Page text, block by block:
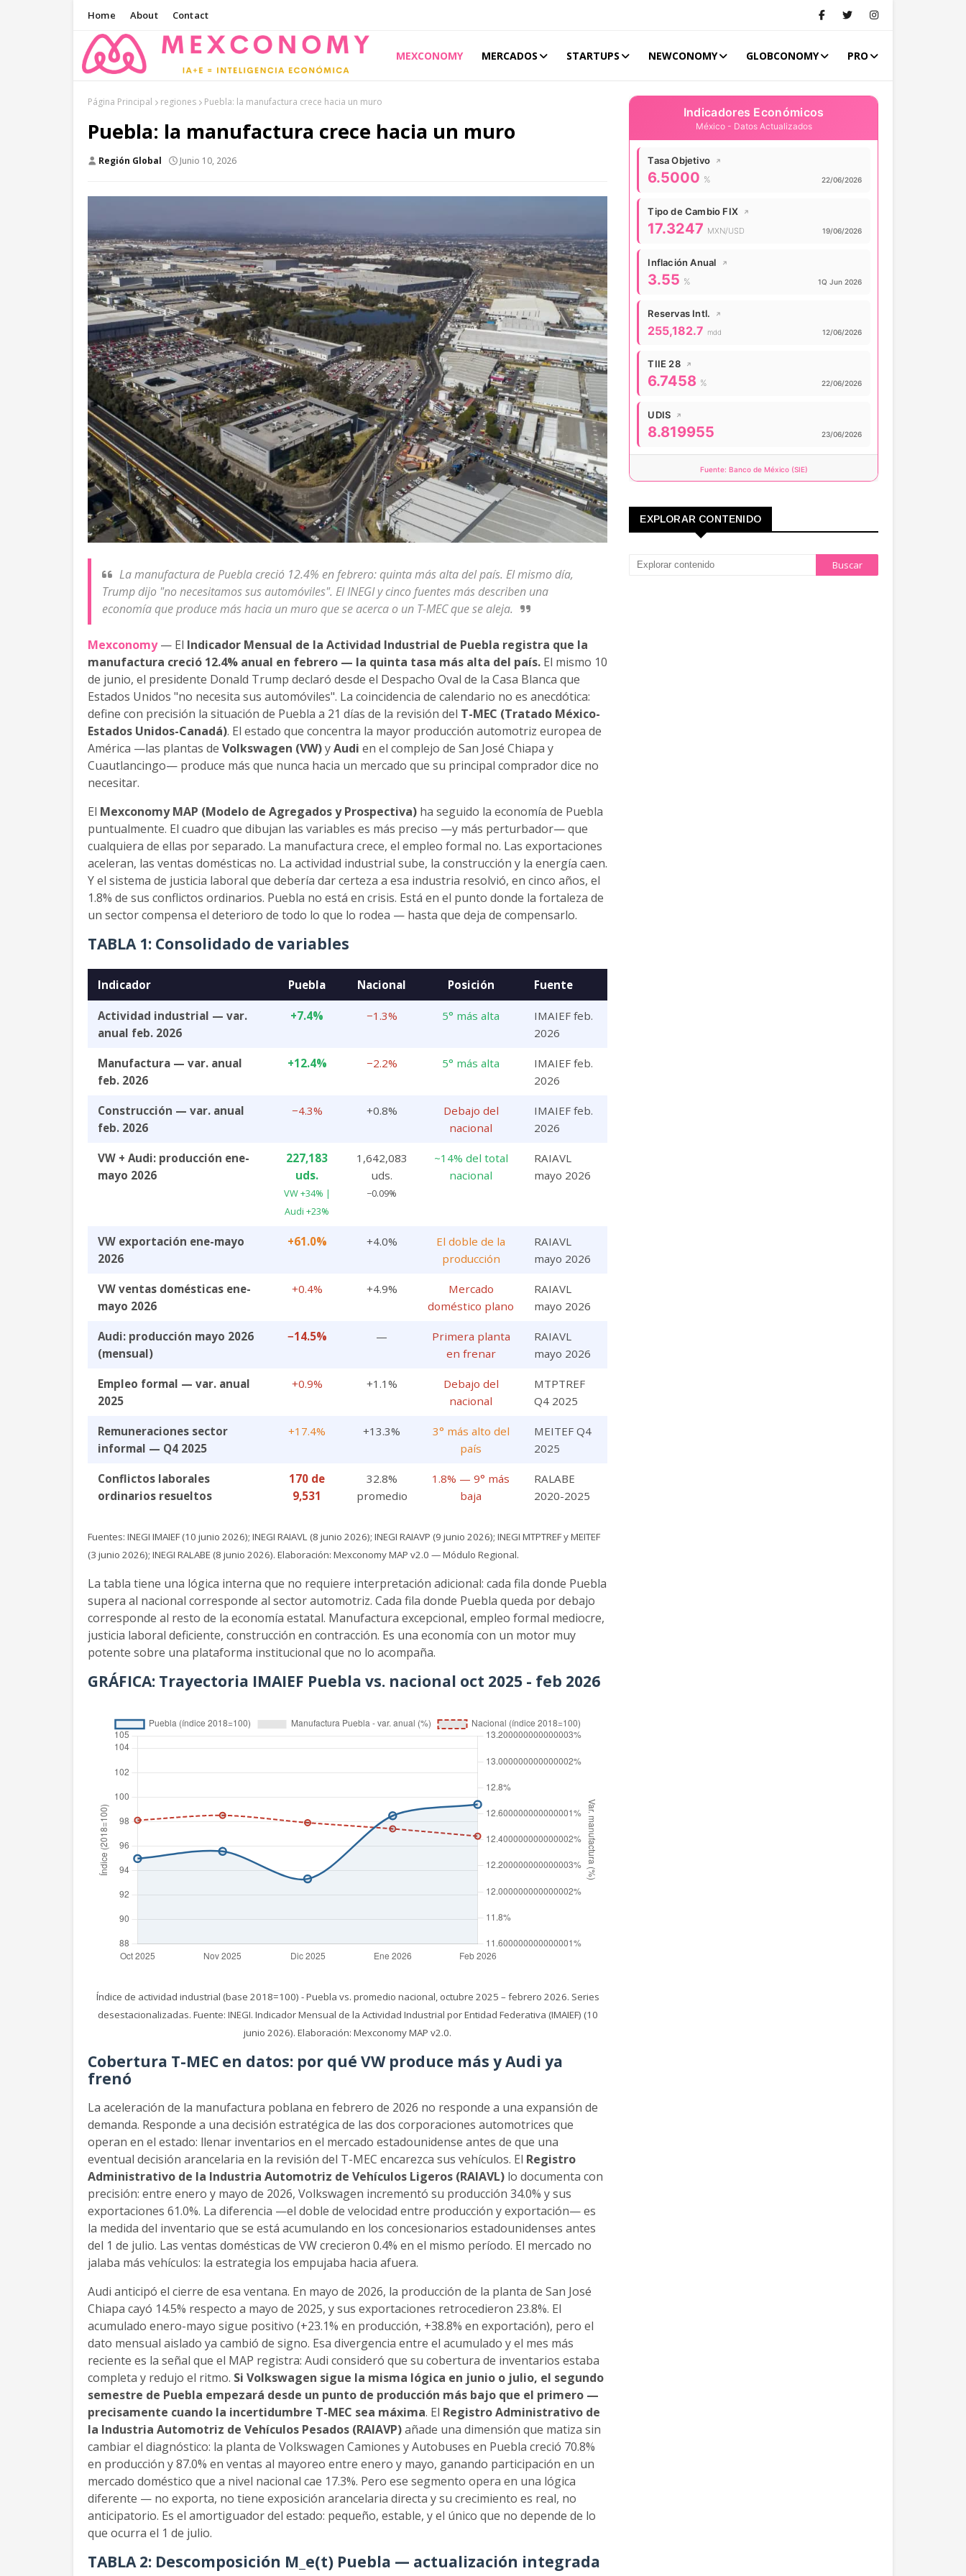
Home About Contact
MEXCONOMY MERCADOS STARTUPS NEWCONOMY GLOBCONOMY PRO
Página Principal regiones Puebla: la manufactura crece hacia un muro
Puebla: la manufactura crece hacia un muro
Región Global Junio 10, 2026
La manufactura de Puebla creció 12.4% en febrero: quinta más alta del país. El mismo día,
Trump dijo "no necesitamos sus automóviles". El INEGI y cinco fuentes más describen una
economía que produce más hacia un muro que se acerca o un T-MEC que se aleja.
Mexconomy— El Indicador Mensual de la Actividad Industrial de Puebla registra que la
manufactura creció 12.4% anual en febrero — la quinta tasa más alta del país. El mismo 10
de junio, el presidente Donald Trump declaró desde el Despacho Oval de la Casa Blanca que
Estados Unidos "no necesita sus automóviles". La coincidencia de calendario no es anecdótica:
define con precisión la situación de Puebla a 21 días de la revisión del T-MEC (Tratado México-
Estados Unidos-Canadá). El estado que concentra la mayor producción automotriz europea de
América —las plantas de Volkswagen (VW)yAudi en el complejo de San José Chiapa y
Cuautlancingo— produce más que nunca hacia un mercado que su principal comprador dice no
necesitar.
El Mexconomy MAP (Modelo de Agregados y Prospectiva) ha seguido la economía de Puebla
puntualmente. El cuadro que dibujan las variables es más preciso —y más perturbador— que
cualquiera de ellas por separado. La manufactura crece, el empleo formal no. Las exportaciones
aceleran, las ventas domésticas no. La actividad industrial sube, la construcción y la energía caen.
Y el sistema de justicia laboral que debería dar certeza a esa industria resolvió, en cinco años, el
1.8% de sus conflictos ordinarios. Puebla no está en crisis. Está en el punto donde la fortaleza de
un sector compensa el deterioro de todo lo que lo rodea — hasta que deja de compensarlo.
TABLA 1: Consolidado de variables
Indicador Puebla Nacional Posición Fuente
Actividad industrial — var.
anual feb. 2026
+7.4% −1.3% 5° más alta
IMAIEF feb.
2026
Manufactura — var. anual
feb. 2026
+12.4% −2.2% 5° más alta
IMAIEF feb.
2026
Construcción — var. anual
feb. 2026
−4.3% +0.8%
Debajo del
nacional
IMAIEF feb.
2026
VW + Audi: producción ene-
mayo 2026
227,183
uds.
VW +34% |
Audi +23%
1,642,083
uds.
−0.09%
~14% del total
nacional
RAIAVL
mayo 2026
VW exportación ene-mayo
2026
+61.0% +4.0%
El doble de la
producción
RAIAVL
mayo 2026
VW ventas domésticas ene-
mayo 2026
+0.4% +4.9%
Mercado
doméstico plano
RAIAVL
mayo 2026
Audi: producción mayo 2026
(mensual)
−14.5% —
Primera planta
en frenar
RAIAVL
mayo 2026
Empleo formal — var. anual
2025
+0.9% +1.1%
Debajo del
nacional
MTPTREF
Q4 2025
Remuneraciones sector
informal — Q4 2025
+17.4% +13.3%
3° más alto del
país
MEITEF Q4
2025
Conflictos laborales
ordinarios resueltos
170 de
9,531
32.8%
promedio
1.8% — 9° más
baja
RALABE
2020-2025
Fuentes: INEGI IMAIEF (10 junio 2026); INEGI RAIAVL (8 junio 2026); INEGI RAIAVP (9 junio 2026); INEGI MTPTREF y MEITEF
(3 junio 2026); INEGI RALABE (8 junio 2026). Elaboración: Mexconomy MAP v2.0 — Módulo Regional.
La tabla tiene una lógica interna que no requiere interpretación adicional: cada fila donde Puebla
supera al nacional corresponde al sector automotriz. Cada fila donde Puebla queda por debajo
corresponde al resto de la economía estatal. Manufactura excepcional, empleo formal mediocre,
justicia laboral deficiente, construcción en contracción. Es una economía con un motor muy
potente sobre una plataforma institucional que no lo acompaña.
GRÁFICA: Trayectoria IMAIEF Puebla vs. nacional oct 2025 - feb 2026
Índice de actividad industrial (base 2018=100) - Puebla vs. promedio nacional, octubre 2025 – febrero 2026. Series
desestacionalizadas. Fuente: INEGI. Indicador Mensual de la Actividad Industrial por Entidad Federativa (IMAIEF) (10
junio 2026). Elaboración: Mexconomy MAP v2.0.
Cobertura T-MEC en datos: por qué VW produce más y Audi ya
frenó
La aceleración de la manufactura poblana en febrero de 2026 no responde a una expansión de
demanda. Responde a una decisión estratégica de las dos corporaciones automotrices que
operan en el estado: llenar inventarios en el mercado estadounidense antes de que una
eventual decisión arancelaria en la revisión del T-MEC encarezca sus vehículos. El Registro
Administrativo de la Industria Automotriz de Vehículos Ligeros (RAIAVL) lo documenta con
precisión: entre enero y mayo de 2026, Volkswagen incrementó su producción 34.0% y sus
exportaciones 61.0%. La diferencia —el doble de velocidad entre producción y exportación— es
la medida del inventario que se está acumulando en los concesionarios estadounidenses antes
del 1 de julio. Las ventas domésticas de VW crecieron 0.4% en el mismo período. El mercado no
jalaba más vehículos: la estrategia los empujaba hacia afuera.
Audi anticipó el cierre de esa ventana. En mayo de 2026, la producción de la planta de San José
Chiapa cayó 14.5% respecto a mayo de 2025, y sus exportaciones retrocedieron 23.8%. El
acumulado enero-mayo sigue positivo (+23.1% en producción, +38.8% en exportación), pero el
dato mensual aislado ya cambió de signo. Esa divergencia entre el acumulado y el mes más
reciente es la señal que el MAP registra: Audi consideró que su cobertura de inventarios estaba
completa y redujo el ritmo. Si Volkswagen sigue la misma lógica en junio o julio, el segundo
semestre de Puebla empezará desde un punto de producción más bajo que el primero —
precisamente cuando la incertidumbre T-MEC sea máxima. El Registro Administrativo de
la Industria Automotriz de Vehículos Pesados (RAIAVP)añade una dimensión que matiza sin
cambiar el diagnóstico: la planta de Volkswagen Camiones y Autobuses en Puebla creció 70.8%
en producción y 87.0% en ventas al mayoreo entre enero y mayo, ganando participación en un
mercado doméstico que a nivel nacional cae 17.3%. Pero ese segmento opera en una lógica
diferente — no exporta, no tiene exposición arancelaria directa y su crecimiento es real, no
anticipatorio. Es el amortiguador del estado: pequeño, estable, y el único que no depende de lo
que ocurra el 1 de julio.
TABLA 2: Descomposición M_e(t) Puebla — actualización integrada
Indicadores Económicos
México - Datos Actualizados
Tasa Objetivo ↗
Valor actual:
6.5000 % Actualizado:
22/06/2026
Tipo de Cambio FIX ↗
Valor actual:
17.3247 MXN/USD Actualizado:
19/06/2026
Inflación Anual ↗
Valor actual:
3.55 % Actualizado:
1Q Jun 2026
Reservas Intl. ↗
Valor actual:
255,182.7 mdd Actualizado:
12/06/2026
TIIE 28 ↗
Valor actual:
6.7458 % Actualizado:
22/06/2026
UDIS ↗
Valor actual:
8.819955 Actualizado:
23/06/2026
Fuente: Banco de México (SIE)
EXPLORAR CONTENIDO